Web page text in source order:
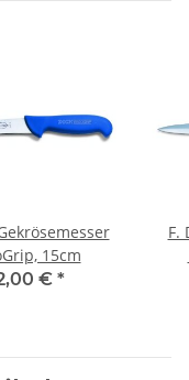
15cm
€ *
F.